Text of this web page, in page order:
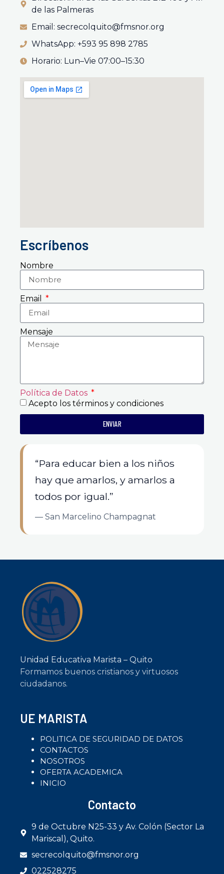
de las Palmeras
Email: secrecolquito@fmsnor.org
WhatsApp: +593 95 898 2785
Horario: Lun–Vie 07:00–15:30
Escríbenos
Nombre
Email
Mensaje
Política de Datos
Acepto los términos y condiciones
ENVIAR
“Para educar bien a los niños
hay que amarlos, y amarlos a
todos por igual.”
— San Marcelino Champagnat
Unidad Educativa Marista – Quito
Formamos buenos cristianos y virtuosos
ciudadanos.
UE MARISTA
POLITICA DE SEGURIDAD DE DATOS
CONTACTOS
NOSOTROS
OFERTA ACADEMICA
INICIO
Contacto
9 de Octubre N25-33 y Av. Colón (Sector La
Mariscal), Quito.
secrecolquito@fmsnor.org
022528275